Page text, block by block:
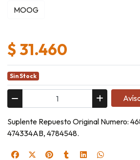
MOOG
$ 31.460
Sin Stock
Suplente Repuesto Original Numero:
474334AB, 4784548.